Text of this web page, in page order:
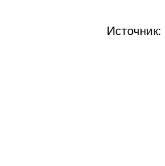
Источник: